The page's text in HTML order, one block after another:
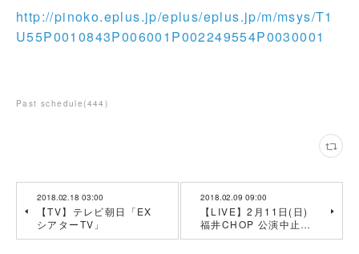
http://pinoko.eplus.jp/eplus/eplus.jp/m/msys/T1
U55P0010843P006001P002249554P0030001
Past schedule (444 )
2018.02.18 03:00
【TV】テレビ朝日「EX
シアターTV」
2018.02.09 09:00
【LIVE】2月11日(日)
福井CHOP 公演中止…